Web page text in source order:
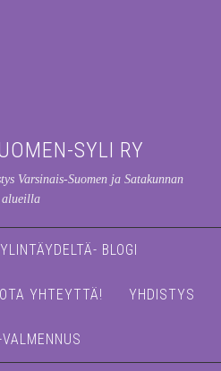
SYLI RY
Varsinais-Suomen ja Satakunnan
alueilla
BLOGI
OTA YHTEYTTÄ! YHDISTYS